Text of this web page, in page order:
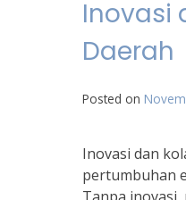
Inovasi
Daerah
Posted on
Inovasi dan
pertumbuhan